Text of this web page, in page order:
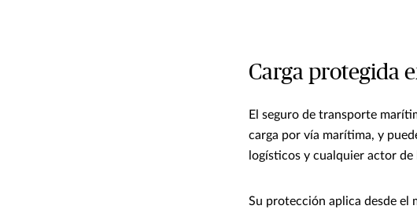
Carga protegida
El seguro de transporte
carga por vía marítima, y
logísticos y cualquier actor de
Su protección aplica desde el